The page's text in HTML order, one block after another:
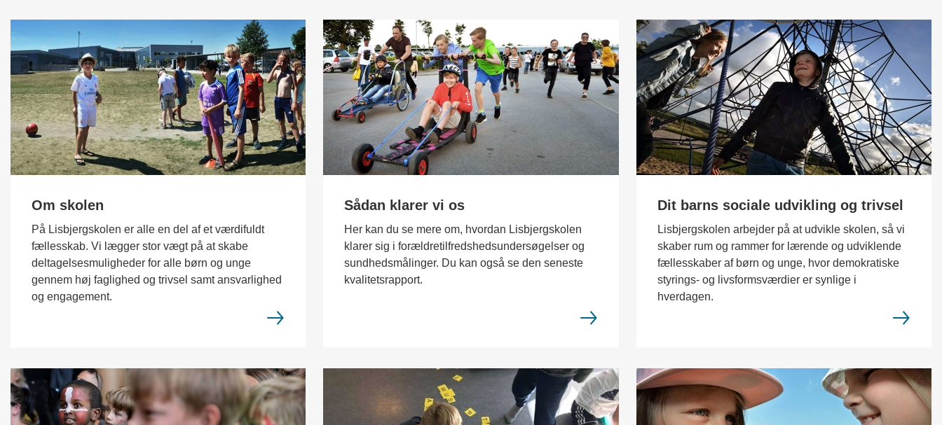
Om skolen
På Lisbjergskolen er alle en del af et værdifuldt
fællesskab. Vi lægger stor vægt på at skabe
deltagelsesmuligheder for alle børn og unge
gennem høj faglighed og trivsel samt ansvarlighed
og engagement.
Sådan klarer vi os
Her kan du se mere om, hvordan Lisbjergskolen
klarer sig i forældretilfredshedsundersøgelser og
sundhedsmålinger. Du kan også se den seneste
kvalitetsrapport.
Dit barns sociale udvikling og trivsel
Lisbjergskolen arbejder på at udvikle skolen, så vi
skaber rum og rammer for lærende og udviklende
fællesskaber af børn og unge, hvor demokratiske
styrings- og livsformsværdier er synlige i
hverdagen.